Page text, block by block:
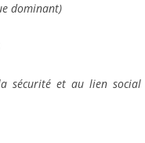
dominant)
sécurité et au lien social